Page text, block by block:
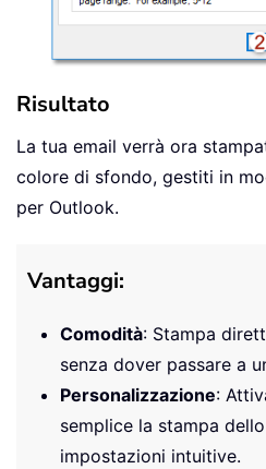
Risultato
La tua email verrà ora
colore di sfondo, gestiti in
per Outlook.
Vantaggi:
Comodità: Stampa
senza dover passare a
Personalizzazione:
semplice la stampa
impostazioni intuitive.